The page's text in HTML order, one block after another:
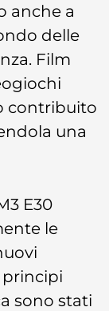
anche a
delle
Film
contribuito
una
E30
le
sono stati